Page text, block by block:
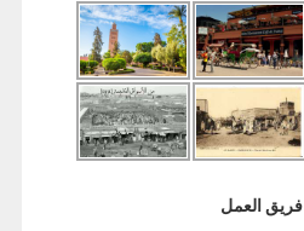
فريق العمل